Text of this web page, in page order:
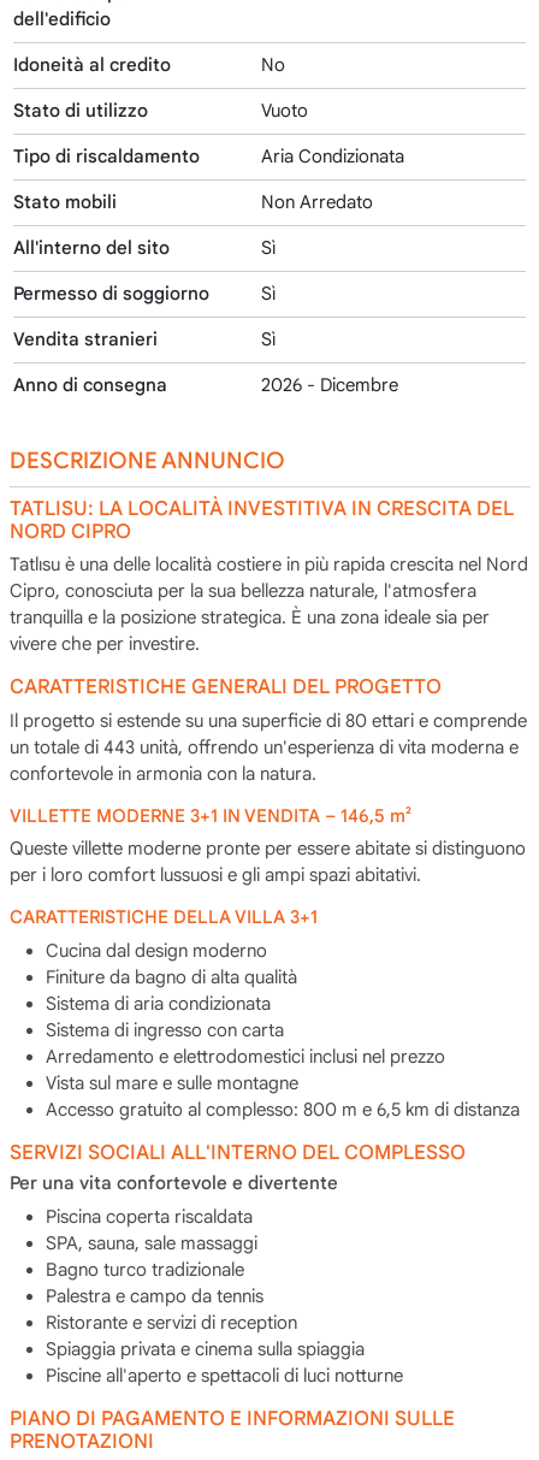
dell'edificio
Idoneità al credito No
Stato di utilizzo Vuoto
Tipo di riscaldamento Aria Condizionata
Stato mobili Non Arredato
All'interno del sito Sì
Permesso di soggiorno Sì
Vendita stranieri Sì
Anno di consegna 2026 - Dicembre
DESCRIZIONE ANNUNCIO
TATLISU: LA LOCALITÀ INVESTITIVA IN CRESCITA DEL
NORD CIPRO
Tatlısu è una delle località costiere in più rapida crescita nel Nord
Cipro, conosciuta per la sua bellezza naturale, l'atmosfera
tranquilla e la posizione strategica. È una zona ideale sia per
vivere che per investire.
CARATTERISTICHE GENERALI DEL PROGETTO
Il progetto si estende su una superficie di 80 ettari e comprende
un totale di 443 unità, offrendo un'esperienza di vita moderna e
confortevole in armonia con la natura.
VILLETTE MODERNE 3+1 IN VENDITA – 146,5 m²
Queste villette moderne pronte per essere abitate si distinguono
per i loro comfort lussuosi e gli ampi spazi abitativi.
CARATTERISTICHE DELLA VILLA 3+1
Cucina dal design moderno
Finiture da bagno di alta qualità
Sistema di aria condizionata
Sistema di ingresso con carta
Arredamento e elettrodomestici inclusi nel prezzo
Vista sul mare e sulle montagne
Accesso gratuito al complesso: 800 m e 6,5 km di distanza
SERVIZI SOCIALI ALL'INTERNO DEL COMPLESSO
Per una vita confortevole e divertente
Piscina coperta riscaldata
SPA, sauna, sale massaggi
Bagno turco tradizionale
Palestra e campo da tennis
Ristorante e servizi di reception
Spiaggia privata e cinema sulla spiaggia
Piscine all'aperto e spettacoli di luci notturne
PIANO DI PAGAMENTO E INFORMAZIONI SULLE
PRENOTAZIONI